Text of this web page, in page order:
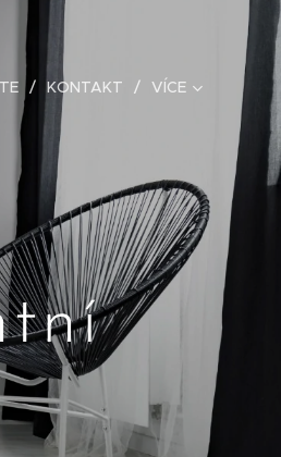
KONTAKT VÍCE